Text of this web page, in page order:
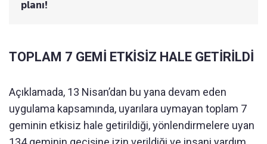
planı!
TOPLAM 7 GEMİ ETKİSİZ HALE GETİRİLDİ
Açıklamada, 13 Nisan’dan bu yana devam eden
uygulama kapsamında, uyarılara uymayan toplam 7
geminin etkisiz hale getirildiği, yönlendirmelere uyan